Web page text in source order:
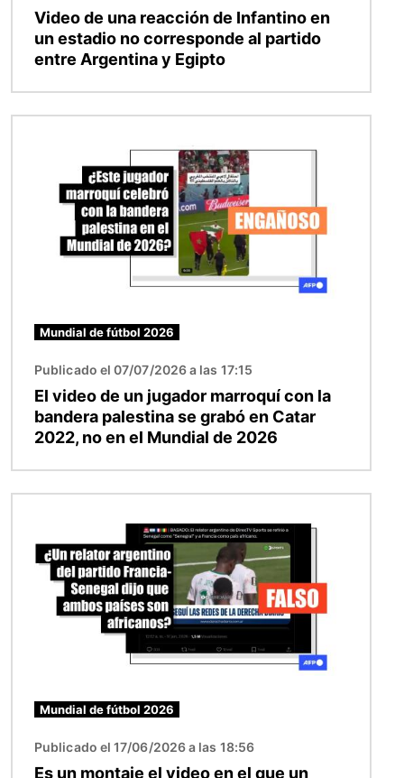
Video de una reacción de Infantino en
un estadio no corresponde al partido
entre Argentina y Egipto
Mundial de fútbol 2026
Publicado el 07/07/2026 a las 17:15
El video de un jugador marroquí con la
bandera palestina se grabó en Catar
2022, no en el Mundial de 2026
Mundial de fútbol 2026
Publicado el 17/06/2026 a las 18:56
Es un montaje el video en el que un